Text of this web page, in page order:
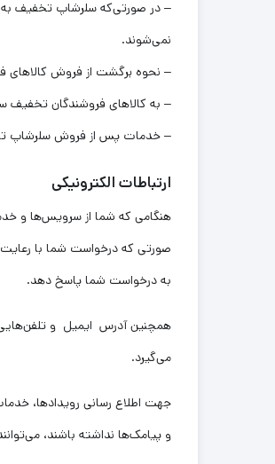
نمی‌شوند.
– نحوه برگشت از فروش کالاهای
– به کالاهای فروشندگان تخفیف
– خدمات پس ‌از‌ فروش سلرشاپ
ارتباطات الکترونیکی
هنگامی که شما از سرویس‌‏ها و
صورتی که درخواست شما با
به درخواست شما پاسخ دهد.
همچنین آدرس ایمیل و
می‌گیرد.
جهت اطلاع رسانی رویدادها،
و پیامک‌ها نداشته باشند،